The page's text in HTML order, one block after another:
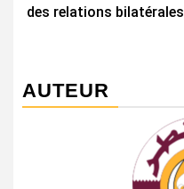
des relations bilatérales
AUTEUR